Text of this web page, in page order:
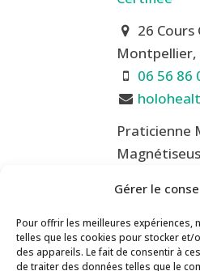
Gérer le
Pour offrir les meilleures expériences,
telles que les cookies pour stocker et/
des appareils. Le fait de consentir à
de traiter des données telles que le
26
Montpellier,
06 56 86
Praticienne
Sonia
Afficher 3
Contact